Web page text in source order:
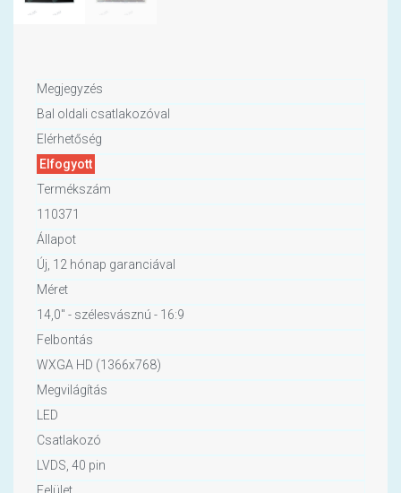
Megjegyzés
Bal oldali csatlakozóval
Elérhetőség
Elfogyott
Termékszám
110371
Állapot
Új, 12 hónap garanciával
Méret
14,0" - szélesvásznú - 16:9
Felbontás
WXGA HD (1366x768)
Megvilágítás
LED
Csatlakozó
LVDS, 40 pin